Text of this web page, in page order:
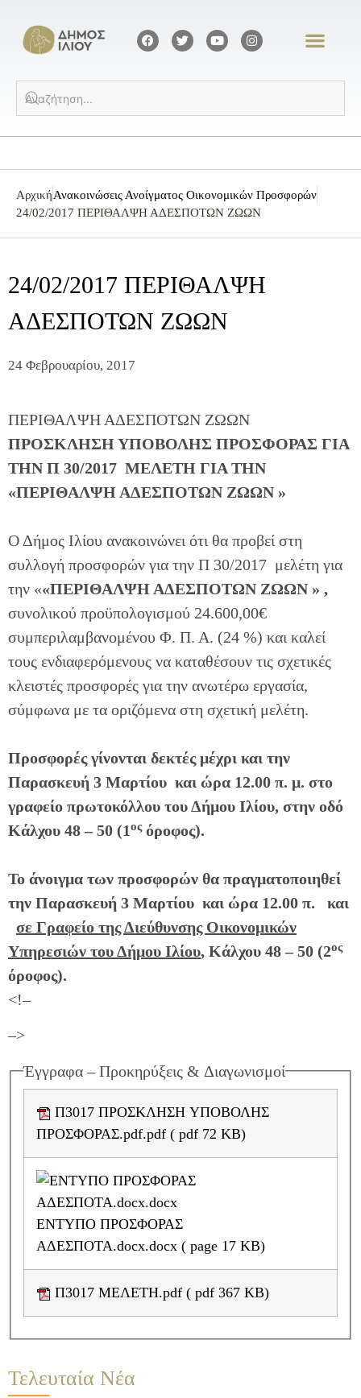
ΑρχικήΑνακοινώσεις Ανοίγματος Οικονομικών Προσφορών
24/02/2017 ΠΕΡΙΘΑΛΨΗ ΑΔΕΣΠΟΤΩΝ ΖΩΩΝ
24/02/2017 ΠΕΡΙΘΑΛΨΗ
ΑΔΕΣΠΟΤΩΝ ΖΩΩΝ
24 Φεβρουαρίου, 2017
ΠΕΡΙΘΑΛΨΗ ΑΔΕΣΠΟΤΩΝ ΖΩΩΝ
ΠΡΟΣΚΛΗΣΗ ΥΠΟΒΟΛΗΣ ΠΡΟΣΦΟΡΑΣ ΓΙΑ
ΤΗΝ Π 30/2017 ΜΕΛΕΤΗ ΓΙΑ ΤHN
«ΠΕΡΙΘΑΛΨΗ ΑΔΕΣΠΟΤΩΝ ΖΩΩΝ »
Ο Δήμος Ιλίου ανακοινώνει ότι θα προβεί στη
συλλογή προσφορών για την Π 30/2017 μελέτη για
την ««ΠΕΡΙΘΑΛΨΗ ΑΔΕΣΠΟΤΩΝ ΖΩΩΝ » ,
συνολικού προϋπολογισμού 24.600,00€
συμπεριλαμβανομένου Φ. Π. Α. (24 %) και καλεί
τους ενδιαφερόμενους να καταθέσουν τις σχετικές
κλειστές προσφορές για την ανωτέρω εργασία,
σύμφωνα με τα οριζόμενα στη σχετική μελέτη.
Προσφορές γίνονται δεκτές μέχρι και την
Παρασκευή 3 Μαρτίου και ώρα 12.00 π. μ. στο
γραφείο πρωτοκόλλου του Δήμου Ιλίου, στην οδό
Κάλχου 48 – 50 (1οςόροφος).
Το άνοιγμα των προσφορών θα πραγματοποιηθεί
την Παρασκευή 3 Μαρτίου και ώρα 12.00 π. και
σε Γραφείο της Διεύθυνσης Οικονομικών
Υπηρεσιών του Δήμου Ιλίου, Κάλχου 48 – 50 (2ος
όροφος).
<!–
–>
Έγγραφα – Προκηρύξεις & Διαγωνισμοί
ΠΡΟΣΦΟΡΑΣ.pdf.pdf ( pdf 72 KB)
ΕΝΤΥΠΟ ΠΡΟΣΦΟΡΑΣ
ΑΔΕΣΠΟΤΑ.docx.docx ( page 17 KB)
Π3017 ΜΕΛΕΤΗ.pdf ( pdf 367 KB)
Τελευταία Νέα